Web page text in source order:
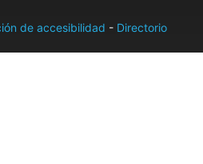
de accesibilidad - Directorio